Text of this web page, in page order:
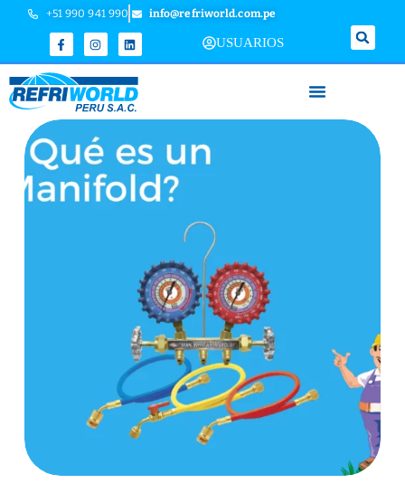
+51 990 941 990 info@refriworld.com.pe
USUARIOS